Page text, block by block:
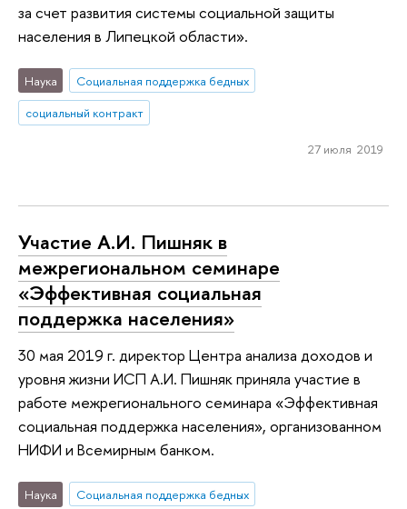
за счет развития системы социальной защиты
населения в Липецкой области».
Наука
Социальная поддержка бедных
социальный контракт
27 июля 2019
Участие А.И. Пишняк в
межрегиональном семинаре
«Эффективная социальная
поддержка населения»
30 мая 2019 г. директор Центра анализа доходов и
уровня жизни ИСП А.И. Пишняк приняла участие в
работе межрегионального семинара «Эффективная
социальная поддержка населения», организованном
НИФИ и Всемирным банком.
Наука
Социальная поддержка бедных